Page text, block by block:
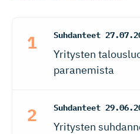
Suhdanteet
Yritysten
paranemista
Suhdanteet
Yritysten